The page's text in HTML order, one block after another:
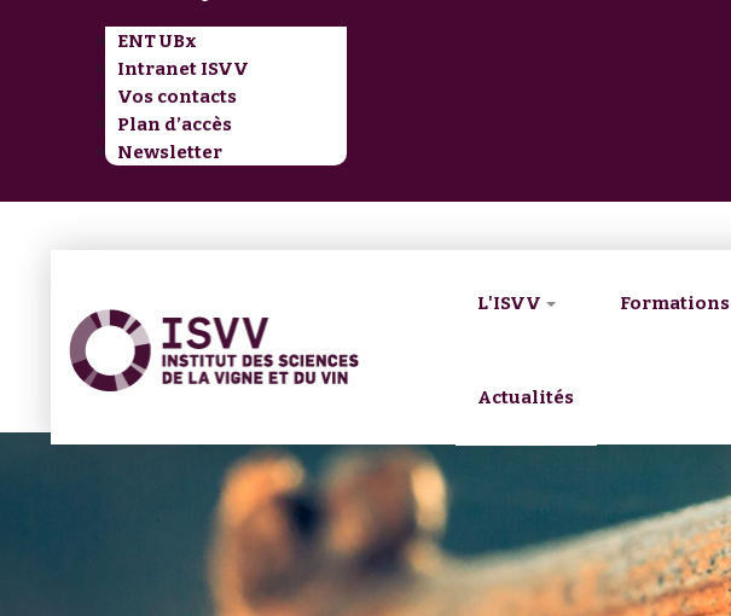
ENT UBx
Intranet ISVV
Vos contacts
Plan d’accès
Newsletter
L'ISVV Formations
Actualités